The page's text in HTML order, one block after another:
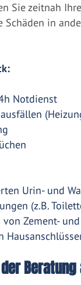
Sie zeitnah
in
Notdienst
Urin- und
(z.B.
Zement-
Beratung